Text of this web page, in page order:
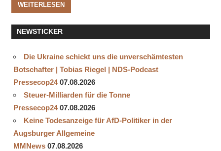
WEITERLESEN
NEWSTICKER
Die Ukraine schickt uns die unverschämtesten
Botschafter | Tobias Riegel | NDS-Podcast
Pressecop24 07.08.2026
Steuer-Milliarden für die Tonne
Pressecop24 07.08.2026
Keine Todesanzeige für AfD-Politiker in der
Augsburger Allgemeine
MMNews 07.08.2026